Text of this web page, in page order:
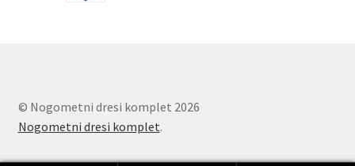
© Nogometni dresi komplet 2026
Nogometni dresi komplet.